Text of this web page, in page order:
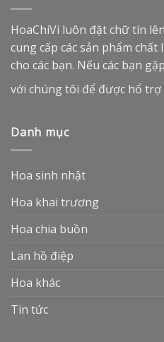
HoaChiVi luôn đặt chữ tín
cung cấp các sản phẩm
cho các bạn. Nếu các bạn
với chúng tôi để được hổ trợ
Danh mục
Hoa sinh nhật
Hoa khai trương
Hoa chia buồn
Lan hồ điệp
Hoa khác
Tin tức